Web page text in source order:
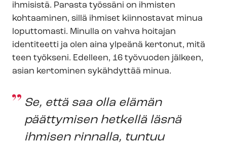
ihmisistä. Parasta työssäni on ihmisten
kohtaaminen, sillä ihmiset kiinnostavat minua
loputtomasti. Minulla on vahva hoitajan
identiteetti ja olen aina ylpeänä kertonut, mitä
teen työkseni. Edelleen, 16 työvuoden jälkeen,
asian kertominen sykähdyttää minua.
Se, että saa olla elämän
päättymisen hetkellä läsnä
ihmisen rinnalla, tuntuu